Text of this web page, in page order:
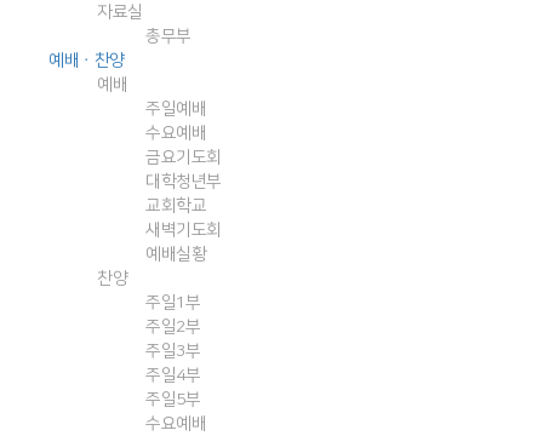
자료실
총무부
예배ㆍ찬양
예배
주일예배
수요예배
금요기도회
대학청년부
교회학교
새벽기도회
예배실황
찬양
주일1부
주일2부
주일3부
주일4부
주일5부
수요예배